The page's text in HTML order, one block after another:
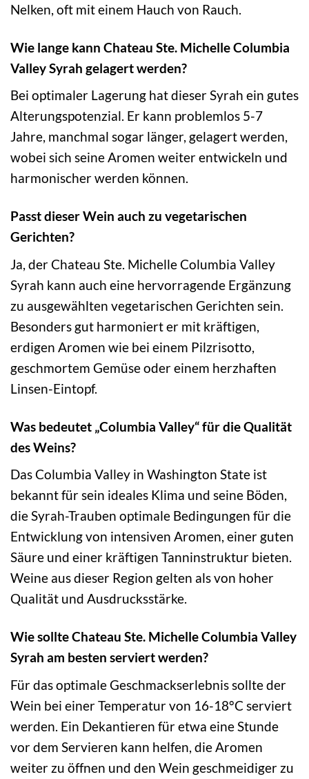
Nelken, oft mit einem Hauch von Rauch.
Wie lange kann Chateau Ste. Michelle Columbia
Valley Syrah gelagert werden?
Bei optimaler Lagerung hat dieser Syrah ein gutes
Alterungspotenzial. Er kann problemlos 5-7
Jahre, manchmal sogar länger, gelagert werden,
wobei sich seine Aromen weiter entwickeln und
harmonischer werden können.
Passt dieser Wein auch zu vegetarischen
Gerichten?
Ja, der Chateau Ste. Michelle Columbia Valley
Syrah kann auch eine hervorragende Ergänzung
zu ausgewählten vegetarischen Gerichten sein.
Besonders gut harmoniert er mit kräftigen,
erdigen Aromen wie bei einem Pilzrisotto,
geschmortem Gemüse oder einem herzhaften
Linsen-Eintopf.
Was bedeutet „Columbia Valley“ für die Qualität
des Weins?
Das Columbia Valley in Washington State ist
bekannt für sein ideales Klima und seine Böden,
die Syrah-Trauben optimale Bedingungen für die
Entwicklung von intensiven Aromen, einer guten
Säure und einer kräftigen Tanninstruktur bieten.
Weine aus dieser Region gelten als von hoher
Qualität und Ausdrucksstärke.
Wie sollte Chateau Ste. Michelle Columbia Valley
Syrah am besten serviert werden?
Für das optimale Geschmackserlebnis sollte der
Wein bei einer Temperatur von 16-18°C serviert
werden. Ein Dekantieren für etwa eine Stunde
vor dem Servieren kann helfen, die Aromen
weiter zu öffnen und den Wein geschmeidiger zu